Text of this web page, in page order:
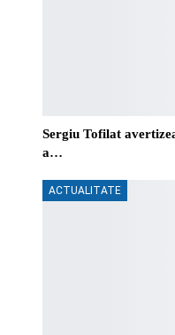
Sergiu Tofilat
a…
ACTUALITATE